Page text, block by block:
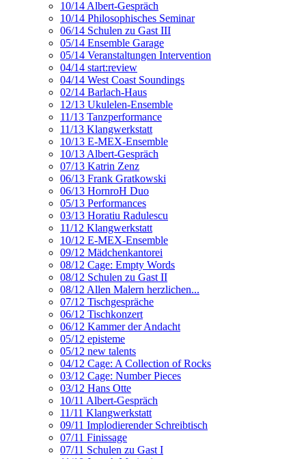
10/14 Albert-Gespräch
10/14 Philosophisches Seminar
06/14 Schulen zu Gast III
05/14 Ensemble Garage
05/14 Veranstaltungen Intervention
04/14 start:review
04/14 West Coast Soundings
02/14 Barlach-Haus
12/13 Ukulelen-Ensemble
11/13 Tanzperformance
11/13 Klangwerkstatt
10/13 E-MEX-Ensemble
10/13 Albert-Gespräch
07/13 Katrin Zenz
06/13 Frank Gratkowski
06/13 HornroH Duo
05/13 Performances
03/13 Horatiu Radulescu
11/12 Klangwerkstatt
10/12 E-MEX-Ensemble
09/12 Mädchenkantorei
08/12 Cage: Empty Words
08/12 Schulen zu Gast II
08/12 Allen Malern herzlichen...
07/12 Tischgespräche
06/12 Tischkonzert
06/12 Kammer der Andacht
05/12 episteme
05/12 new talents
04/12 Cage: A Collection of Rocks
03/12 Cage: Number Pieces
03/12 Hans Otte
10/11 Albert-Gespräch
11/11 Klangwerkstatt
09/11 Implodierender Schreibtisch
07/11 Finissage
07/11 Schulen zu Gast I